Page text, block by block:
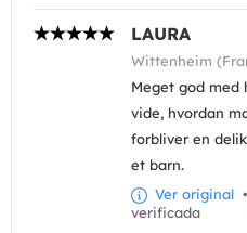
LAURA
Wittenheim
Meget god med
vide, hvordan
forbliver en
et barn.
Ver original •
verificada